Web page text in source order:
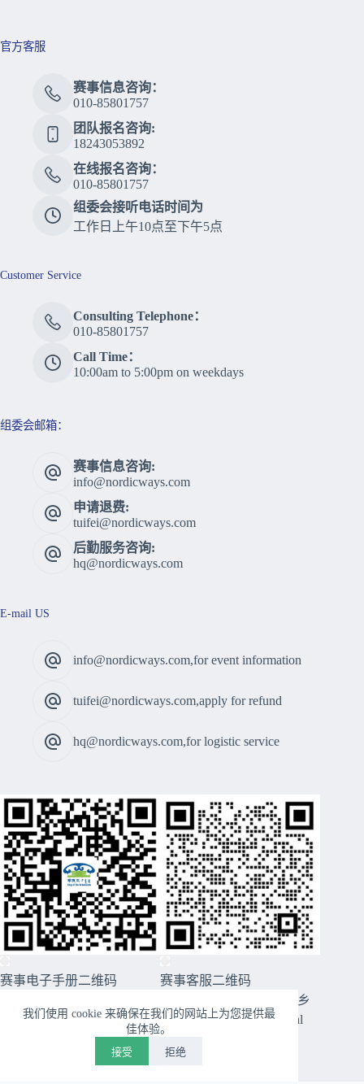
我们使用 cookie 来确保在我们的网站上为您提供最
佳体验。
接受 拒绝
官方客服
赛事信息咨询：
010-85801757
团队报名咨询:
18243053892
在线报名咨询：
010-85801757
组委会接听电话时间为
工作日上午10点至下午5点
Customer Service
Consulting Telephone：
010-85801757
Call Time：
10:00am to 5:00pm on weekdays
组委会邮箱：
赛事信息咨询:
info@nordicways.com
申请退费:
tuifei@nordicways.com
后勤服务咨询:
hq@nordicways.com
E-mail US
info@nordicways.com,for event information
tuifei@nordicways.com,apply for refund
hq@nordicways.com,for logistic service
赛事电子手册二维码
赛事客服二维码
CopyRight © 2026 2026穿越西乌旗草原99号公路美丽乡
村跑暨第十届草原王挑战赛 - Nordicways. International